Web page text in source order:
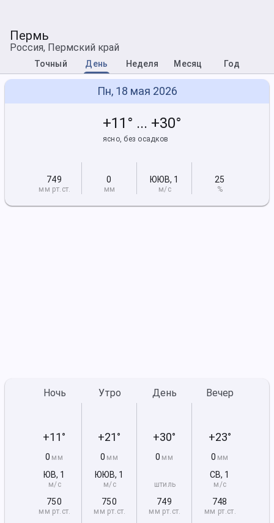
Пермь
Россия, Пермский край
Точный День Неделя Месяц Год
Пн, 18 мая 2026
+11° ... +30°
ясно, без осадков
749
мм рт.ст.
0
мм
ЮЮВ, 1
м/с
25
%
Ночь
+11°
0 мм
ЮВ, 1
м/с
750
мм рт.ст.
Утро
+21°
0 мм
ЮЮВ, 1
м/с
750
мм рт.ст.
День
+30°
0 мм
штиль
749
мм рт.ст.
Вечер
+23°
0 мм
СВ, 1
м/с
748
мм рт.ст.